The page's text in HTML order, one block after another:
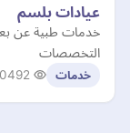
عيادات بلسم
خدمات طبية عن
التخصصات
خدمات